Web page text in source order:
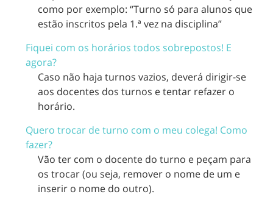
como por exemplo: “Turno só para alunos que
estão inscritos pela 1.ª vez na disciplina”
Fiquei com os horários todos sobrepostos! E
agora?
Caso não haja turnos vazios, deverá dirigir-se
aos docentes dos turnos e tentar refazer o
horário.
Quero trocar de turno com o meu colega! Como
fazer?
Vão ter com o docente do turno e peçam para
os trocar (ou seja, remover o nome de um e
inserir o nome do outro).